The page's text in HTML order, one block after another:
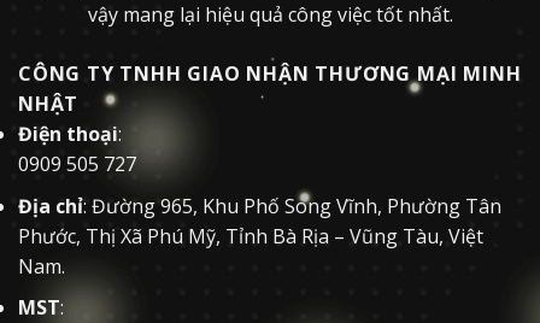
vậy mang lại hiệu quả công việc tốt nhất.
CÔNG TY TNHH GIAO NHẬN THƯƠNG MẠI MINH
NHẬT
Điện thoại:
0909 505 727
Địa chỉ: Đường 965, Khu Phố Song Vĩnh, Phường Tân
Phước, Thị Xã Phú Mỹ, Tỉnh Bà Rịa – Vũng Tàu, Việt
Nam.
MST: